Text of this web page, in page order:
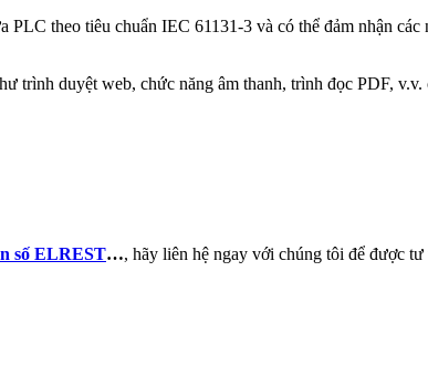
PLC theo tiêu chuẩn IEC 61131-3 và có thể đảm nhận
trình duyệt web, chức năng âm thanh, trình đọc PDF,
số ELREST…, hãy liên hệ ngay với chúng tôi để được